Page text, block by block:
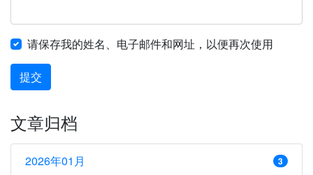
请保存我的姓名、电子邮件和网址，以便再次使用
提交
文章归档
2026年01月 3